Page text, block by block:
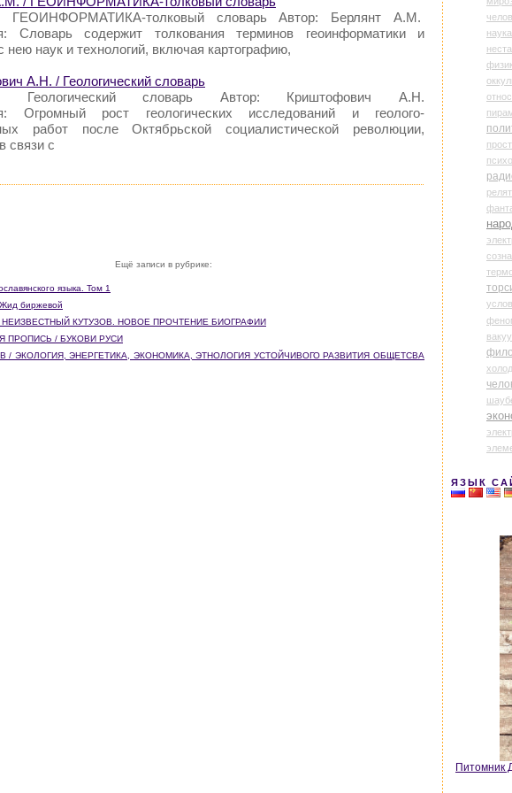
ГЕОИНФОРМАТИКА-толковый словарь Автор: Берлянт А.М.
Словарь содержит толкования терминов геоинформатики и
наук и технологий, включая картографию,
А.Н. / Геологический словарь
Геологический словарь Автор: Криштофович А.Н.
Огромный рост геологических исследований и геолого-
работ после Октябрьской социалистической революции,
связи с
Ещё записи в рубрике:
языка. Том 1
биржевой
КУТУЗОВ. НОВОЕ ПРОЧТЕНИЕ БИОГРАФИИ
ПРОПИСЬ / БУКОВИ РУСИ
/ ЭКОЛОГИЯ, ЭНЕРГЕТИКА, ЭКОНОМИКА, ЭТНОЛОГИЯ УСТОЙЧИВОГО РАЗВИТИЯ ОБЩЕТСВА
ЯЗЫК
Питомник